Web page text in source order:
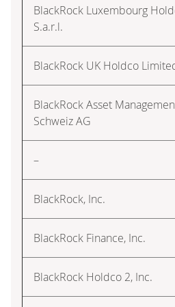
BlackRock Luxembourg
S.a.r.l.
BlackRock UK Holdco
BlackRock Asset
Schweiz AG
–
BlackRock, Inc.
BlackRock Finance, Inc.
BlackRock Holdco 2, Inc.